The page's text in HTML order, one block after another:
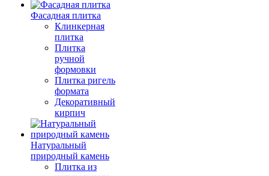
Фасадная плитка
Клинкерная
плитка
Плитка
ручной
формовки
Плитка ригель
формата
Декоративный
кирпич
Натуральный
природный камень
Плитка из